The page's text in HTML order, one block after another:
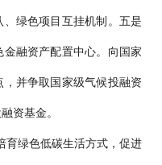
绿色项目互挂机制。五是
融资产配置中心。向国家
并争取国家级气候投融资
资基金。
育绿色低碳生活方式，促进